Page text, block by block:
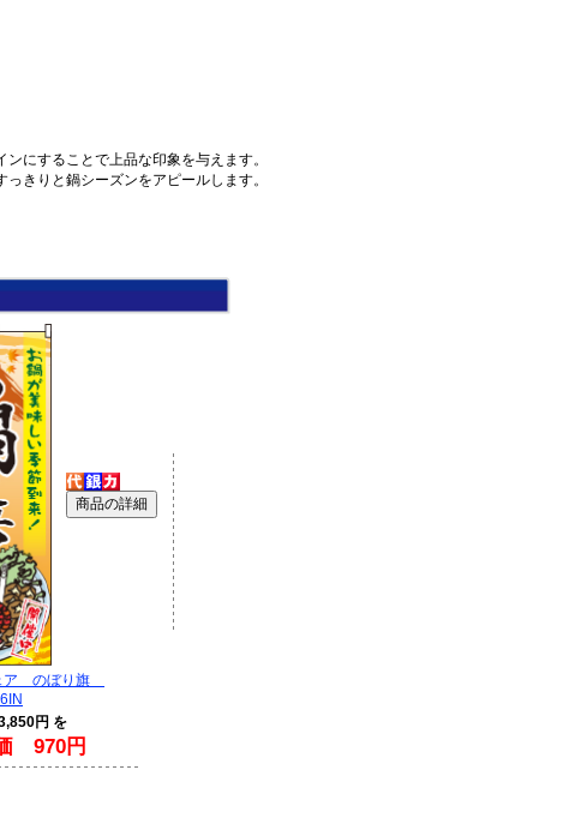
にすることで上品な印象を与えます。
きりと鍋シーズンをアピールします。
ア のぼり旗
円 を
970円